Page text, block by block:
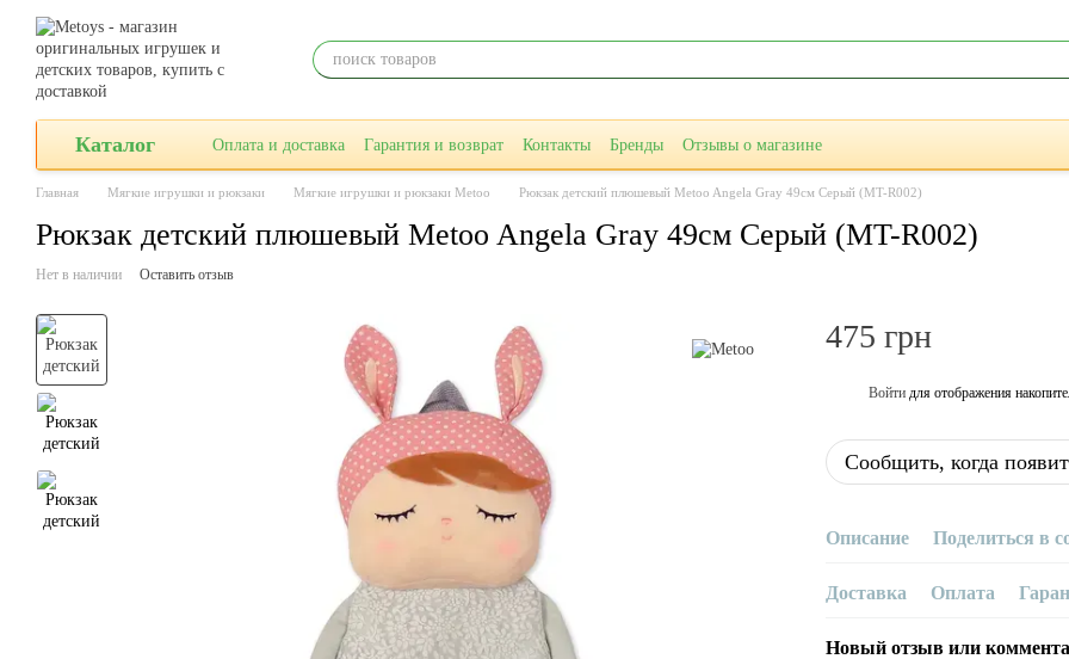
Перейти к основному контенту
Каталог Оплата и доставка Гарантия и возврат Контакты Бренды Отзывы о магазине
Главная Мягкие игрушки и рюкзаки Мягкие игрушки и рюкзаки Metoo Рюкзак детский плюшевый Metoo Angela Gray 49см Серый (MT-R002)
Рюкзак детский плюшевый Metoo Angela Gray 49см Серый (MT-R002)
Нет в наличии Оставить отзыв
475 грн
Войти для отображения
Сообщить, когда
Описание Поделиться в
Доставка Оплата
Новый отзыв или